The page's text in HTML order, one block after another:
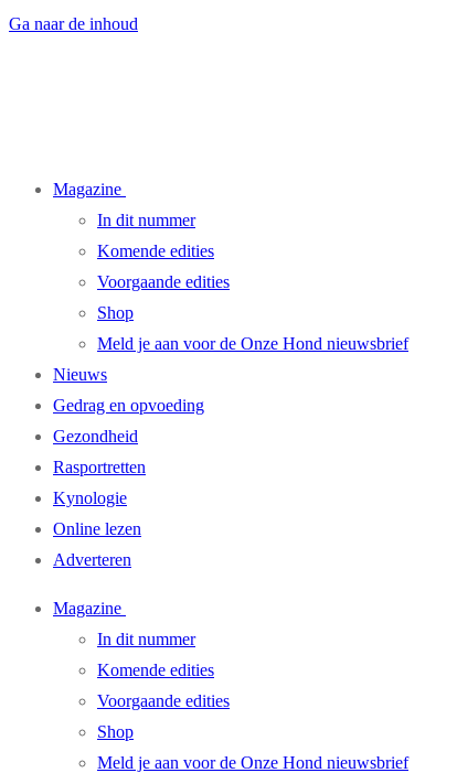
Ga naar de inhoud
Magazine
In dit nummer
Komende edities
Voorgaande edities
Shop
Meld je aan voor de Onze Hond nieuwsbrief
Nieuws
Gedrag en opvoeding
Gezondheid
Rasportretten
Kynologie
Online lezen
Adverteren
Magazine
In dit nummer
Komende edities
Voorgaande edities
Shop
Meld je aan voor de Onze Hond nieuwsbrief